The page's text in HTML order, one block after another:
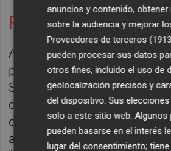
Rocco Schiavone
A través de su serie de
protagonizada por el policía
Schiavone, Manzini se ha
de los autores de novela
de Italia. Sin embargo, ha
apenas recuerda cómo
anuncios y contenido,
sobre la audiencia y mejorar
Proveedores de terceros
pueden procesar sus datos
otros fines, incluido el uso de
geolocalización precisos y
del dispositivo. Sus
solo a este sitio web. Algunos
pueden basarse en el interés
lugar del consentimiento;